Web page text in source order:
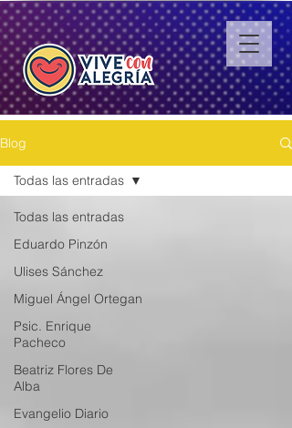
Blog
Todas las entradas
Eduardo Pinzón
Ulises Sánchez
Miguel Ángel Ortegan
Psic. Enrique
Pacheco
Beatriz Flores De
Alba
Evangelio Diario
Todas las entradas